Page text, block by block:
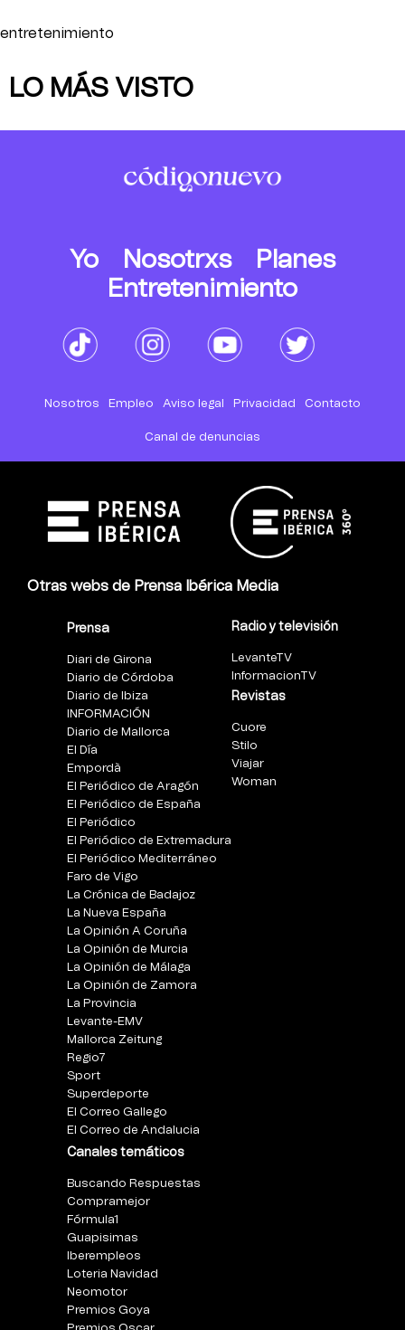
entretenimiento
LO MÁS VISTO
Yo Nosotrxs
Planes
Entretenimiento
Nosotros Empleo Aviso legal Privacidad Contacto
Canal de denuncias
Otras webs de Prensa Ibérica Media
Prensa
Diari de Girona
Diario de Córdoba
Diario de Ibiza
INFORMACIÓN
Diario de Mallorca
El Día
Empordà
El Periódico de Aragón
El Periódico de España
El Periódico
El Periódico de Extremadura
El Periódico Mediterráneo
Faro de Vigo
La Crónica de Badajoz
La Nueva España
La Opinión A Coruña
La Opinión de Murcia
La Opinión de Málaga
La Opinión de Zamora
La Provincia
Levante-EMV
Mallorca Zeitung
Regio7
Sport
Superdeporte
El Correo Gallego
El Correo de Andalucia
Canales temáticos
Buscando Respuestas
Compramejor
Fórmula1
Guapisimas
Iberempleos
Loteria Navidad
Neomotor
Premios Goya
Radio y televisión
LevanteTV
InformacionTV
Revistas
Cuore
Stilo
Viajar
Woman